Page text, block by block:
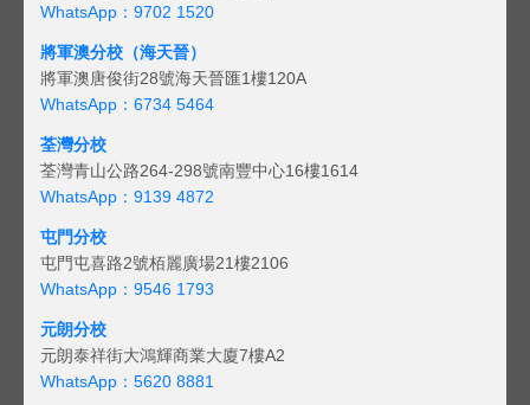
WhatsApp：9702 1520
將軍澳分校（海天晉）
將軍澳唐俊街28號海天晉匯1樓120A
WhatsApp：6734 5464
荃灣分校
荃灣青山公路264-298號南豐中心16樓1614
WhatsApp：9139 4872
屯門分校
屯門屯喜路2號栢麗廣場21樓2106
WhatsApp：9546 1793
元朗分校
元朗泰祥街大鴻輝商業大廈7樓A2
WhatsApp：5620 8881